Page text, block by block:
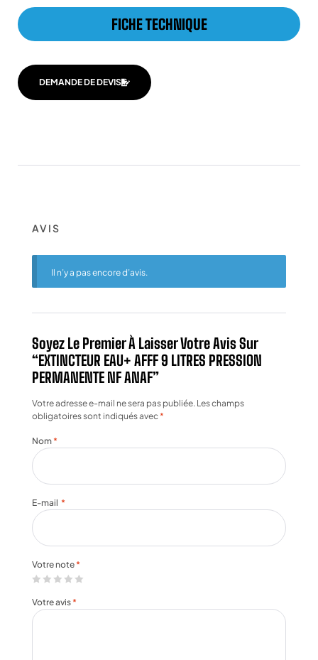
FICHE TECHNIQUE
DEMANDE DE DEVIS
AVIS
Il n’y a pas encore d’avis.
Soyez Le Premier À Laisser Votre Avis Sur
“EXTINCTEUR EAU+ AFFF 9 LITRES PRESSION
PERMANENTE NF ANAF”
Votre adresse e-mail ne sera pas publiée. Les champs
obligatoires sont indiqués avec*
Votre note *
Votre avis *
Nom *
E-mail *